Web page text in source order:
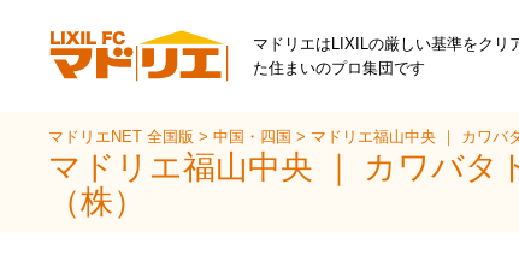
マドリエはLIXILの厳しい基準をクリ
た住まいのプロ集団です
マドリエNET 全国版>中国・四国> マドリエ福山中央 ｜ カワバ
マドリエ福山中央 ｜ カワバタ
（株）